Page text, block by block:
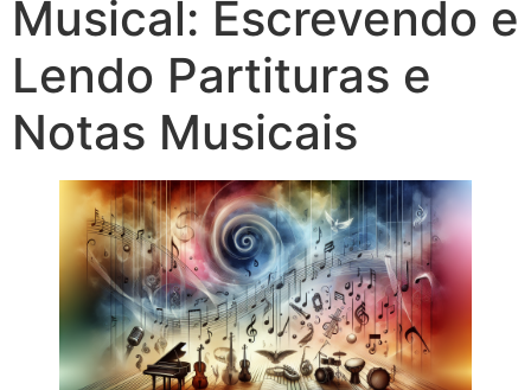
Musical: Escrevendo e
Lendo Partituras e
Notas Musicais